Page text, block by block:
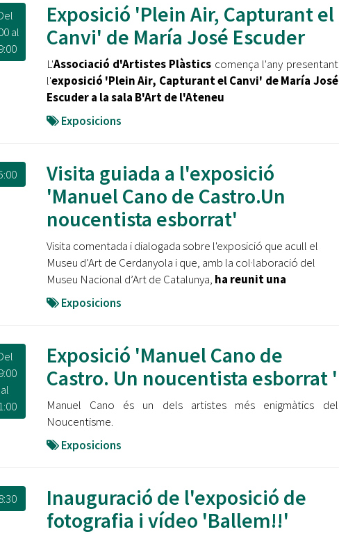
al
Exposició 'Plein Air, Capturant el
Canvi' de María José Escuder
L'Associació d'Artistes Plàstics comença l'any presentant
l'exposició 'Plein Air, Capturant el Canvi' de María José
Escuder a la sala B'Art de l'Ateneu
Exposicions
Visita guiada a l'exposició
'Manuel Cano de Castro.Un
noucentista esborrat'
Visita comentada i dialogada sobre l'exposició que acull el
Museu d’Art de Cerdanyola i que, amb la col·laboració del
Museu Nacional d’Art de Catalunya, ha reunit una
Exposicions
al
Exposició 'Manuel Cano de
Castro. Un noucentista esborrat '
Manuel Cano és un dels artistes més enigmàtics del
Noucentisme.
Exposicions
Inauguració de l'exposició de
fotografia i vídeo 'Ballem!!'